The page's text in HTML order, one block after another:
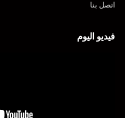
اتصل بنا
فيديو اليوم